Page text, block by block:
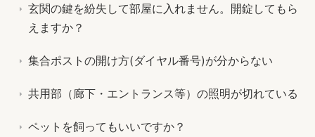
玄関の鍵を紛失して部屋に入れません。開錠してもら
えますか？
集合ポストの開け方(ダイヤル番号)が分からない
共用部（廊下・エントランス等）の照明が切れている
ペットを飼ってもいいですか？